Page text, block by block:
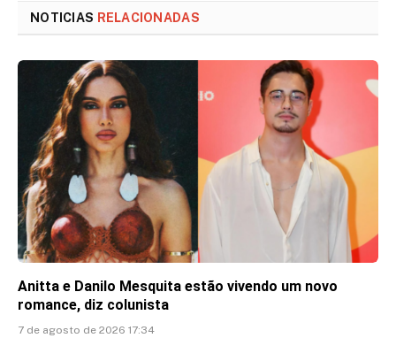
NOTICIAS RELACIONADAS
Anitta e Danilo Mesquita estão vivendo um novo
romance, diz colunista
7 de agosto de 2026 17:34